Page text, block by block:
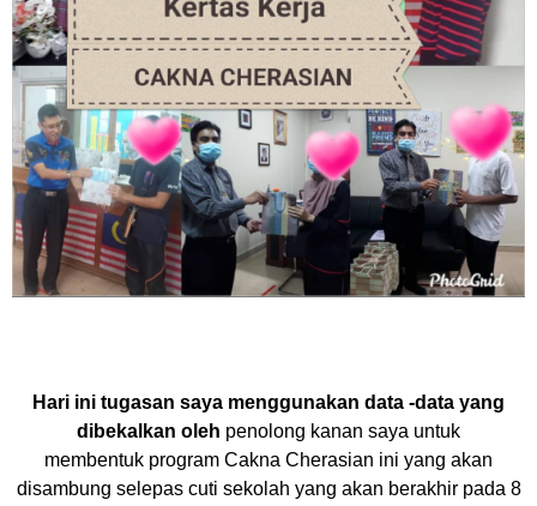
Hari ini tugasan saya menggunakan data -data yang
dibekalkan oleh penolong kanan saya untuk
membentuk program Cakna Cherasian ini yang akan
disambung selepas cuti sekolah yang akan berakhir pada 8